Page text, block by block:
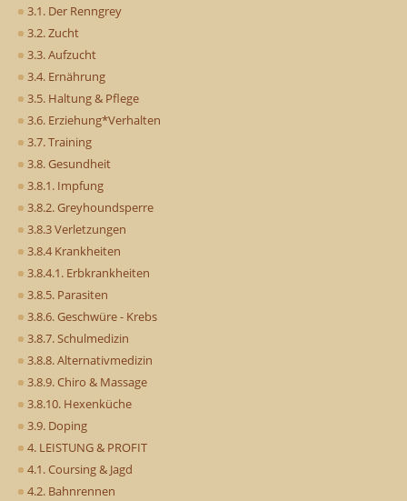
3.1. Der Renngrey
3.2. Zucht
3.3. Aufzucht
3.4. Ernährung
3.5. Haltung & Pflege
3.6. Erziehung*Verhalten
3.7. Training
3.8. Gesundheit
3.8.1. Impfung
3.8.2. Greyhoundsperre
3.8.3 Verletzungen
3.8.4 Krankheiten
3.8.4.1. Erbkrankheiten
3.8.5. Parasiten
3.8.6. Geschwüre - Krebs
3.8.7. Schulmedizin
3.8.8. Alternativmedizin
3.8.9. Chiro & Massage
3.8.10. Hexenküche
3.9. Doping
4. LEISTUNG & PROFIT
4.1. Coursing & Jagd
4.2. Bahnrennen